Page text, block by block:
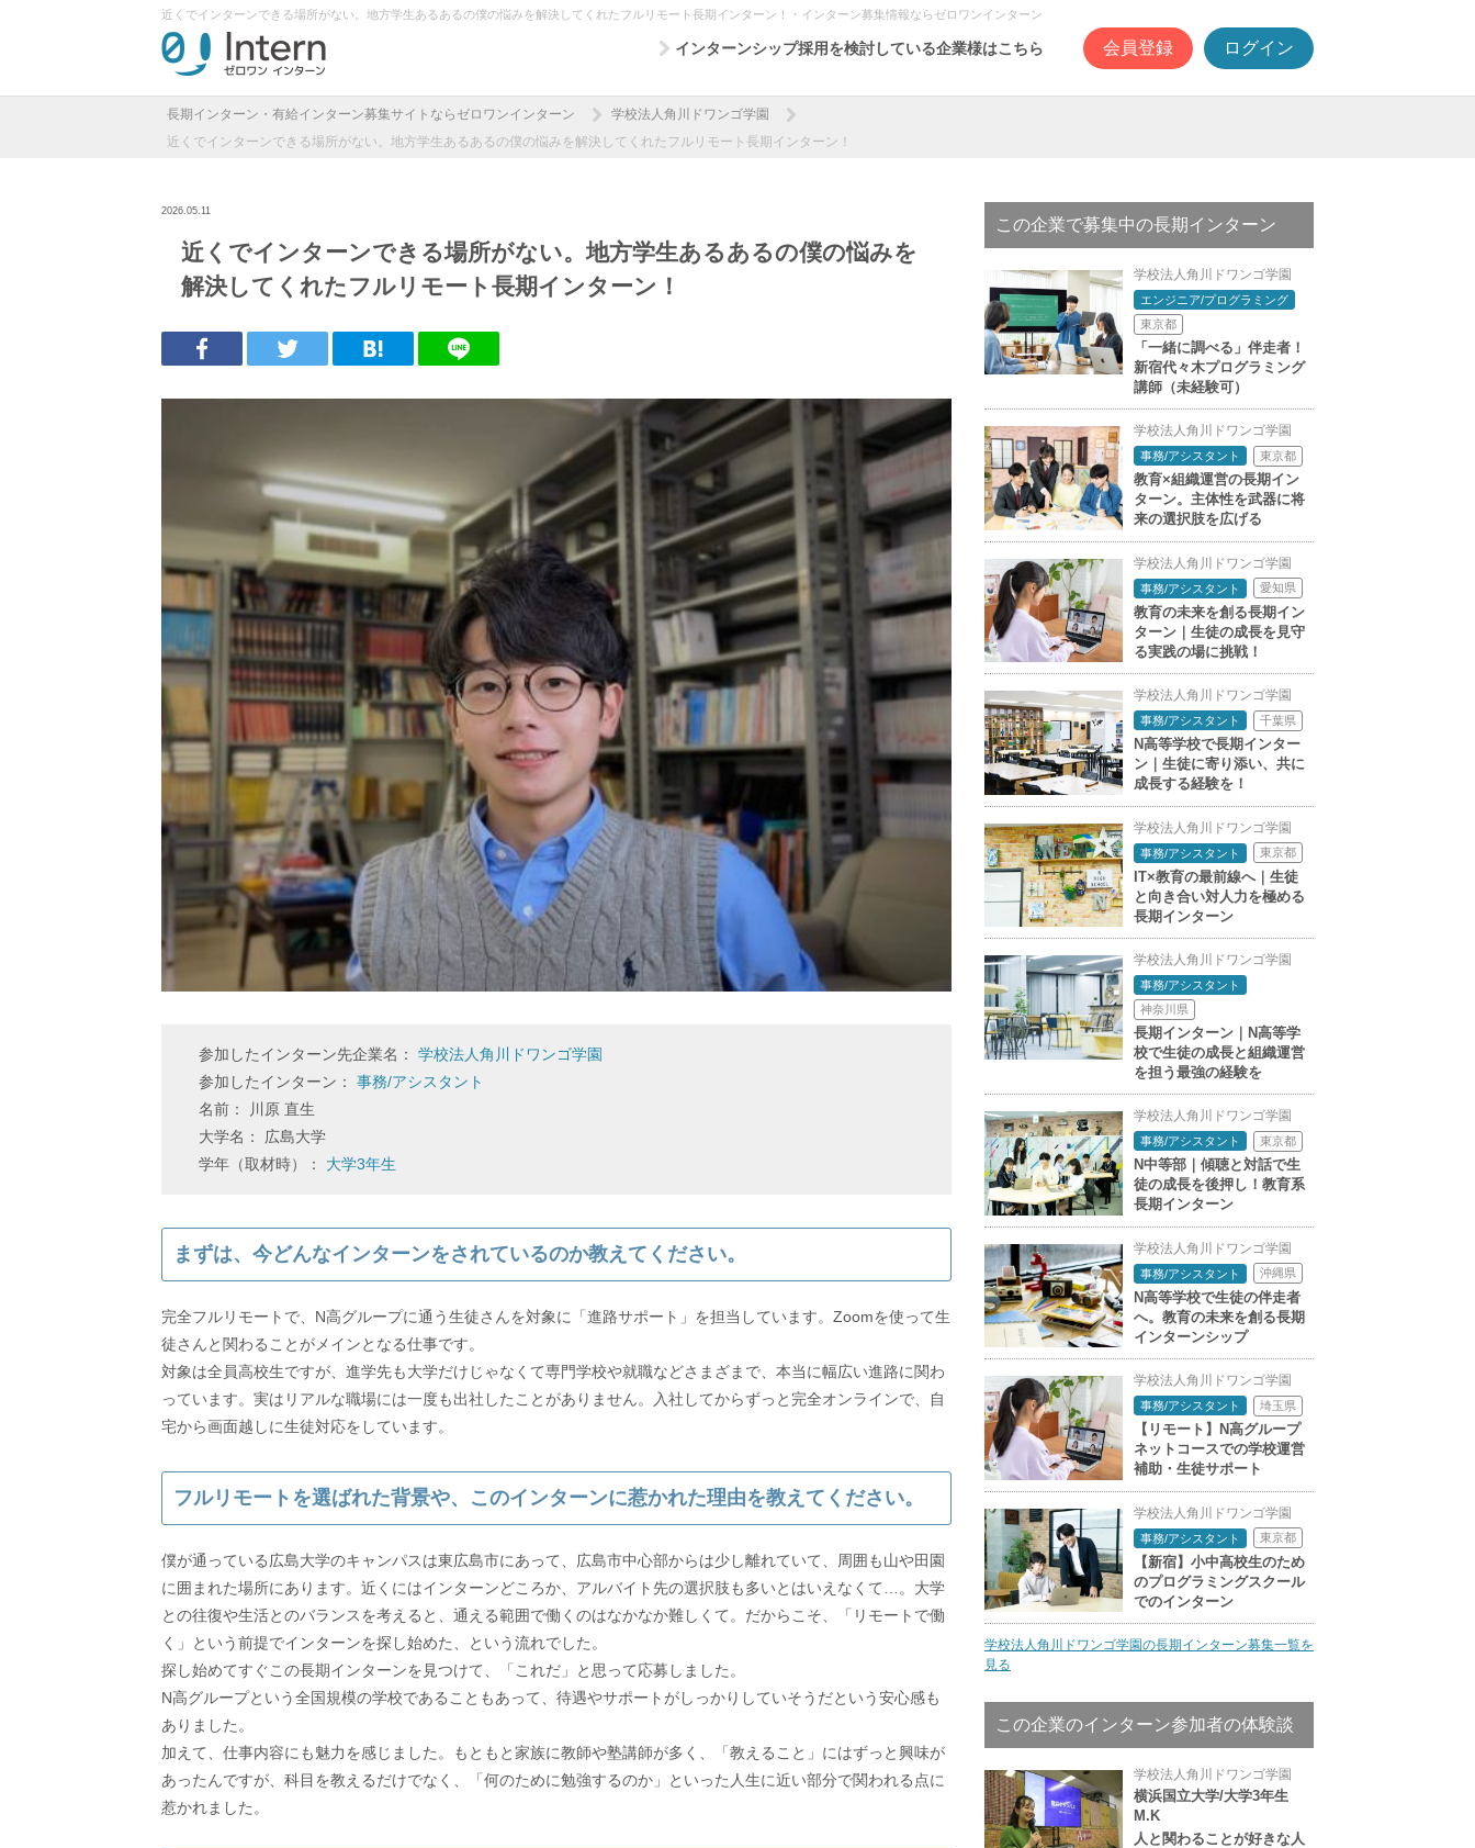
近くでインターンできる場所がない。地方学生あるあるの僕の悩みを解決してくれたフルリモート長期インターン！・インターン募集情報ならゼロワンインターン
インターンシップ採用を検討している企業様はこちら 会員登録 ログイン
長期インターン・有給インターン募集サイトならゼロワンインターン
学校法人角川ドワンゴ学園
近くでインターンできる場所がない。地方学生あるあるの僕の悩みを解決してくれたフルリモート長期インターン！
2026.05.11
近くでインターンできる場所がない。地方学生あるあるの僕の悩みを
解決してくれたフルリモート長期インターン！
参加したインターン先企業名： 学校法人角川ドワンゴ学園
参加したインターン： 事務/アシスタント
名前： 川原 直生
大学名： 広島大学
学年（取材時）： 大学3年生
まずは、今どんなインターンをされているのか教えてください。
完全フルリモートで、N高グループに通う生徒さんを対象に「進路サポート」を担当しています。Zoomを使って生
徒さんと関わることがメインとなる仕事です。
対象は全員高校生ですが、進学先も大学だけじゃなくて専門学校や就職などさまざまで、本当に幅広い進路に関わ
っています。実はリアルな職場には一度も出社したことがありません。入社してからずっと完全オンラインで、自
宅から画面越しに生徒対応をしています。
フルリモートを選ばれた背景や、このインターンに惹かれた理由を教えてください。
僕が通っている広島大学のキャンパスは東広島市にあって、広島市中心部からは少し離れていて、周囲も山や田園
に囲まれた場所にあります。近くにはインターンどころか、アルバイト先の選択肢も多いとはいえなくて…。大学
との往復や生活とのバランスを考えると、通える範囲で働くのはなかなか難しくて。だからこそ、「リモートで働
く」という前提でインターンを探し始めた、という流れでした。
探し始めてすぐこの長期インターンを見つけて、「これだ」と思って応募しました。
N高グループという全国規模の学校であることもあって、待遇やサポートがしっかりしていそうだという安心感も
ありました。
加えて、仕事内容にも魅力を感じました。もともと家族に教師や塾講師が多く、「教えること」にはずっと興味が
あったんですが、科目を教えるだけでなく、「何のために勉強するのか」といった人生に近い部分で関われる点に
惹かれました。
この企業で募集中の長期インターン
学校法人角川ドワンゴ学園
エンジニア/プログラミング
東京都
「一緒に調べる」伴走者！
新宿代々木プログラミング
講師（未経験可）
学校法人角川ドワンゴ学園
事務/アシスタント 東京都
教育×組織運営の長期イン
ターン。主体性を武器に将
来の選択肢を広げる
学校法人角川ドワンゴ学園
事務/アシスタント 愛知県
教育の未来を創る長期イン
ターン｜生徒の成長を見守
る実践の場に挑戦！
学校法人角川ドワンゴ学園
事務/アシスタント 千葉県
N高等学校で長期インター
ン｜生徒に寄り添い、共に
成長する経験を！
学校法人角川ドワンゴ学園
事務/アシスタント 東京都
IT×教育の最前線へ｜生徒
と向き合い対人力を極める
長期インターン
学校法人角川ドワンゴ学園
事務/アシスタント
神奈川県
長期インターン｜N高等学
校で生徒の成長と組織運営
を担う最強の経験を
学校法人角川ドワンゴ学園
事務/アシスタント 東京都
N中等部｜傾聴と対話で生
徒の成長を後押し！教育系
長期インターン
学校法人角川ドワンゴ学園
事務/アシスタント 沖縄県
N高等学校で生徒の伴走者
へ。教育の未来を創る長期
インターンシップ
学校法人角川ドワンゴ学園
事務/アシスタント 埼玉県
【リモート】N高グループ
ネットコースでの学校運営
補助・生徒サポート
学校法人角川ドワンゴ学園
事務/アシスタント 東京都
【新宿】小中高校生のため
のプログラミングスクール
でのインターン
学校法人角川ドワンゴ学園の長期インターン募集一覧を
見る
この企業のインターン参加者の体験談
学校法人角川ドワンゴ学園
横浜国立大学/大学3年生
M.K
人と関わることが好きな人